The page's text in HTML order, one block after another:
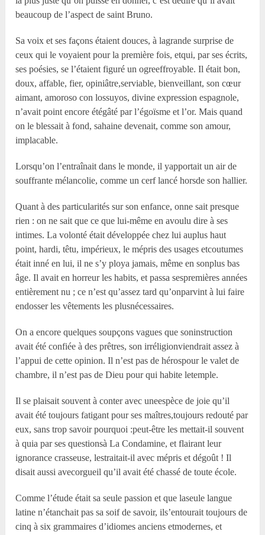
beaucoup de l’aspect de saint Bruno.
Sa voix et ses façons étaient douces, à lagrande surprise de
ceux qui le voyaient pour la première fois, etqui, par ses écrits,
ses poésies, se l’étaient figuré un ogreeffroyable. Il était bon,
doux, affable, fier, opiniâtre,serviable, bienveillant, son cœur
aimant, amoroso con lossuyos, divine expression espagnole,
n’avait point encore étégâté par l’égoïsme et l’or. Mais quand
on le blessait à fond, sahaine devenait, comme son amour,
implacable.
Lorsqu’on l’entraînait dans le monde, il yapportait un air de
souffrante mélancolie, comme un cerf lancé horsde son hallier.
Quant à des particularités sur son enfance, onne sait presque
rien : on ne sait que ce que lui-même en avoulu dire à ses
intimes. La volonté était développée chez lui auplus haut
point, hardi, têtu, impérieux, le mépris des usages etcoutumes
était inné en lui, il ne s’y ploya jamais, même en sonplus bas
âge. Il avait en horreur les habits, et passa sespremières années
entièrement nu ; ce n’est qu’assez tard qu’onparvint à lui faire
endosser les vêtements les plusnécessaires.
On a encore quelques soupçons vagues que soninstruction
avait été confiée à des prêtres, son irréligionviendrait assez à
l’appui de cette opinion. Il n’est pas de hérospour le valet de
chambre, il n’est pas de Dieu pour qui habite letemple.
Il se plaisait souvent à conter avec uneespèce de joie qu’il
avait été toujours fatigant pour ses maîtres,toujours redouté par
eux, sans trop savoir pourquoi :peut-être les mettait-il souvent
à quia par ses questionsà La Condamine, et flairant leur
ignorance crasseuse, lestraitait-il avec mépris et dégoût ! Il
disait aussi avecorgueil qu’il avait été chassé de toute école.
Comme l’étude était sa seule passion et que laseule langue
latine n’étanchait pas sa soif de savoir, ils’entourait toujours de
cinq à six grammaires d’idiomes anciens etmodernes, et